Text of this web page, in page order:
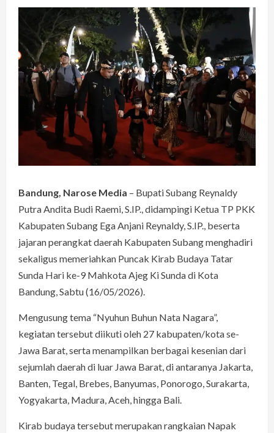
Bandung, Narose Media – Bupati Subang Reynaldy
Putra Andita Budi Raemi, S.IP., didampingi Ketua TP PKK
Kabupaten Subang Ega Anjani Reynaldy, S.IP., beserta
jajaran perangkat daerah Kabupaten Subang menghadiri
sekaligus memeriahkan Puncak Kirab Budaya Tatar
Sunda Hari ke-9 Mahkota Ajeg Ki Sunda di Kota
Bandung, Sabtu (16/05/2026).
Mengusung tema “Nyuhun Buhun Nata Nagara”,
kegiatan tersebut diikuti oleh 27 kabupaten/kota se-
Jawa Barat, serta menampilkan berbagai kesenian dari
sejumlah daerah di luar Jawa Barat, di antaranya Jakarta,
Banten, Tegal, Brebes, Banyumas, Ponorogo, Surakarta,
Yogyakarta, Madura, Aceh, hingga Bali.
Kirab budaya tersebut merupakan rangkaian Napak